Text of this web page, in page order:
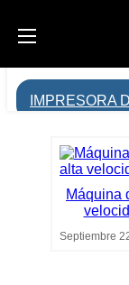
IMPRESORA
Máquina
Septiembre